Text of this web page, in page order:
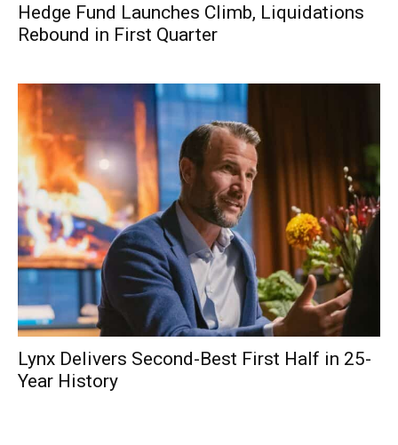
Hedge Fund Launches Climb, Liquidations
Rebound in First Quarter
Lynx Delivers Second-Best First Half in 25-
Year History